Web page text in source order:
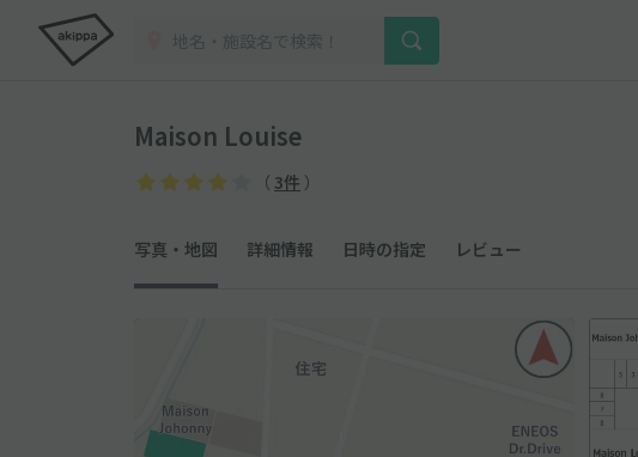
Maison Louise
（ 3件 ）
写真・地図 詳細情報 日時の指定 レビュー